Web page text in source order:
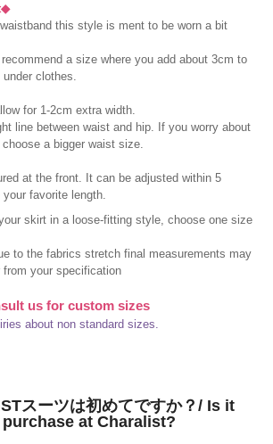
this style is ment to be worn a bit
a size where you add about 3cm to
clothes.
for 1-2cm extra width.
line between waist and hip. If you worry about
a bigger waist size.
at the front. It can be adjusted within 5
favorite length.
skirt in a loose-fitting style, choose one size
to the fabrics stretch final measurements may
your specification
us for custom sizes
about non standard sizes.
スーツは初めてですか？/ Is it
at Charalist?